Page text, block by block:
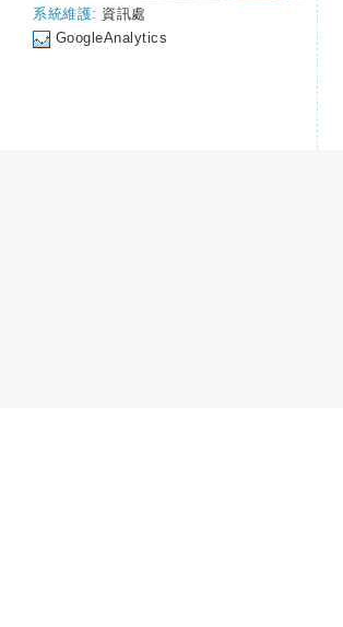
系統維護: 資訊處
GoogleAnalytics